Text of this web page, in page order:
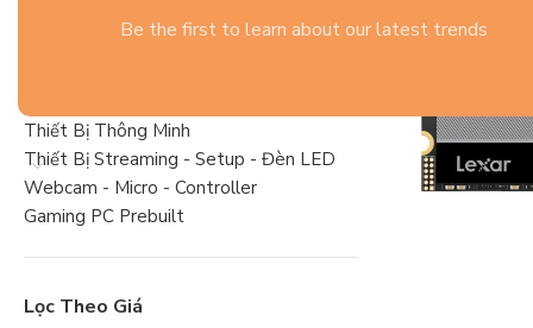
Be the first to learn about our latest trends
Gaming Gear
Thiết Bị Thông Minh
Thiết Bị Streaming - Setup - Đèn LED
Webcam - Micro - Controller
Gaming PC Prebuilt
Lọc Theo Giá